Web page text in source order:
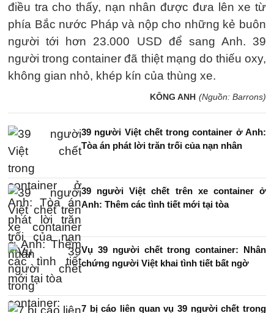
điều tra cho thấy, nạn nhân được đưa lên xe từ
phía Bắc nước Pháp và nộp cho những kẻ buôn
người tới hơn 23.000 USD để sang Anh. 39
người trong container đã thiệt mạng do thiếu oxy,
không gian nhỏ, khép kín của thùng xe.
KÔNG ANH (Nguồn: Barrons)
39 người Việt chết trong container ở Anh:
Tòa án phát lời trăn trối của nạn nhân
39 người Việt chết trên xe container ở
Anh: Thêm các tình tiết mới tại tòa
Vụ 39 người chết trong container: Nhân
chứng người Việt khai tình tiết bất ngờ
7 bị cáo liên quan vụ 39 người chết trong